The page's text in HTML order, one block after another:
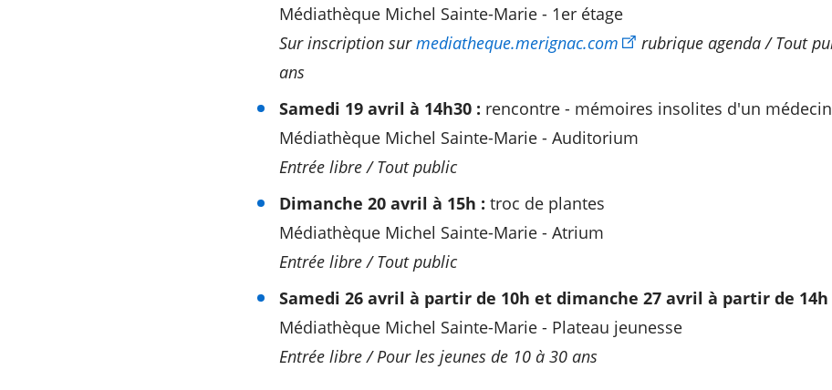
Médiathèque Michel Sainte-Marie - 1er étage
Sur inscription surmediatheque.merignac.com
rubrique agenda / Tout
ans
Samedi 19 avril à 14h30 : rencontre - mémoires insolites d'un
Médiathèque Michel Sainte-Marie - Auditorium
Entrée libre / Tout public
Dimanche 20 avril à 15h : troc de plantes
Médiathèque Michel Sainte-Marie - Atrium
Entrée libre / Tout public
Samedi 26 avril à partir de 10h et dimanche 27 avril à partir de 14h
Médiathèque Michel Sainte-Marie - Plateau jeunesse
Entrée libre / Pour les jeunes de 10 à 30 ans